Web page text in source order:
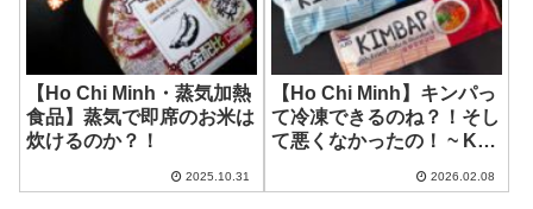
【Ho Chi Minh・蒸気加熱
食品】蒸気で即席のお米は
炊けるのか？！
2025.10.31
【Ho Chi Minh】キンパっ
て冷凍できるのね？！そし
て悪くなかったの！ ~ K
2026.02.08